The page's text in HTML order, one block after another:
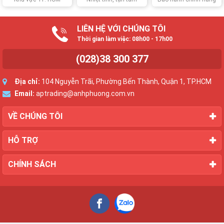
LIÊN HỆ VỚI CHÚNG TÔI
Thời gian làm việc: 08h00 - 17h00
(028)38 300 377
Địa chỉ: 104 Nguyễn Trãi, Phường Bến Thành, Quận 1, TP.HCM
Email: aptrading@anhphuong.com.vn
VỀ CHÚNG TÔI
HỖ TRỢ
CHÍNH SÁCH